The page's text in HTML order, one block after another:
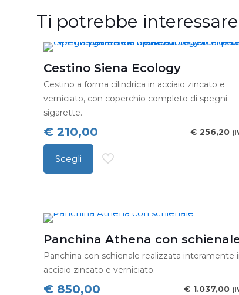
Ti potrebbe
Cestino Siena Ecology
Cestino a forma cilindrica in acciaio zincato e
verniciato, con coperchio completo di spegni
sigarette.
€ 210,00 € 256,20
Scegli
Questo
più
opzioni
Panchina Athena con
Panchina con schienale realizzata interamente
acciaio zincato e verniciato.
€ 850,00 € 1.037,00